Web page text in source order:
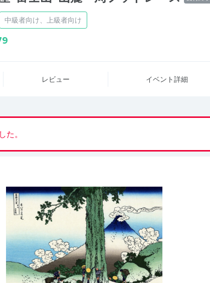
中級者向け、上級者向け
レビュー イベント詳細
た。